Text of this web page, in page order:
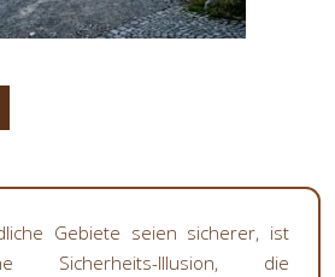
Gebiete seien sicherer, ist
Sicherheits-Illusion, die